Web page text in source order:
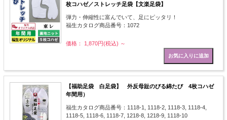
枚コハゼ／ストレッチ足袋【文楽足袋】
弾力・伸縮性に富んでいて、足にピッタリ！
福生カタログ商品番号：1072
価格： 1,870円(税込) ～
【福助足袋 白足袋】 外反母趾のびる綿たび 4枚コハゼ
年間用）
福生カタログ商品番号：1118-1, 1118-2, 1118-3, 1118-4,
1118-5, 1118-6, 1118-7, 1218-8, 1218-9, 1118-10